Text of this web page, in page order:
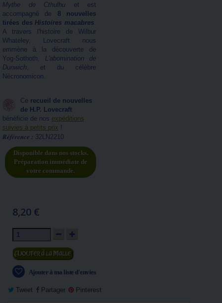
Mythe de Cthulhu et est
accompagné de 8 nouvelles
tirées desHistoires macabres.
A travers l'histoire de Wilbur
Whateley, Lovecraft nous
emmène à la découverte de
Yog-Sothoth, L'abomination de
Dunwich, et du célèbre
Nécronomicon.
Ce recueil de nouvelles
de H.P. Lovecraft
bénéficie de nos expéditions
suivies à petits prix !
Référence : 32LN2210
Disponible dans nos stocks.
Préparation immédiate de
votre commande.
8,20 €
Ajouter au panier
Ajouter à ma liste d'envies
Tweet Partager Pinterest